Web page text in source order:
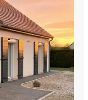
fenêtres
Jour Habitat.